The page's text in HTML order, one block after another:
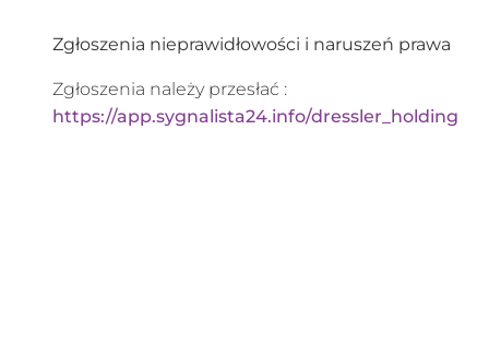
Zgłoszenia nieprawidłowości i naruszeń prawa
Zgłoszenia należy przesłać :
https://app.sygnalista24.info/dressler_holding